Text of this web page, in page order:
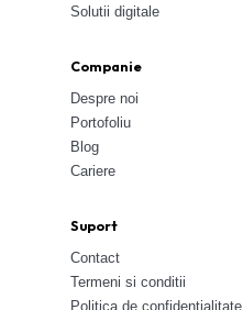
Solutii digitale
Companie
Despre noi
Portofoliu
Blog
Cariere
Suport
Contact
Termeni si conditii
Politica de confidentialitate